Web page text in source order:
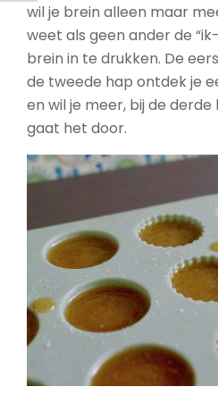
wil je brein alleen maar
weet als geen ander de
brein in te drukken. De
de tweede hap ontdek je
en wil je meer, bij de
gaat het door.